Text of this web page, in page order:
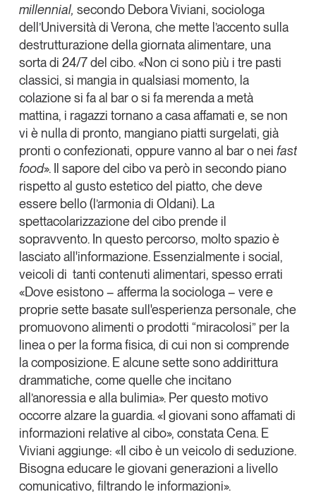
millennial, secondo Debora Viviani, sociologa
dell’Università di Verona, che mette l’accento sulla
destrutturazione della giornata alimentare, una
sorta di 24/7 del cibo. «Non ci sono più i tre pasti
classici, si mangia in qualsiasi momento, la
colazione si fa al bar o si fa merenda a metà
mattina, i ragazzi tornano a casa affamati e, se non
vi è nulla di pronto, mangiano piatti surgelati, già
pronti o confezionati, oppure vanno al bar o nei fast
food». Il sapore del cibo va però in secondo piano
rispetto al gusto estetico del piatto, che deve
essere bello (l’armonia di Oldani). La
spettacolarizzazione del cibo prende il
sopravvento. In questo percorso, molto spazio è
lasciato all'informazione. Essenzialmente i social,
veicoli di tanti contenuti alimentari, spesso errati
«Dove esistono – afferma la sociologa – vere e
proprie sette basate sull'esperienza personale, che
promuovono alimenti o prodotti “miracolosi” per la
linea o per la forma fisica, di cui non si comprende
la composizione. E alcune sette sono addirittura
drammatiche, come quelle che incitano
all’anoressia e alla bulimia». Per questo motivo
occorre alzare la guardia. «I giovani sono affamati di
informazioni relative al cibo», constata Cena. E
Viviani aggiunge: «Il cibo è un veicolo di seduzione.
Bisogna educare le giovani generazioni a livello
comunicativo, filtrando le informazioni».